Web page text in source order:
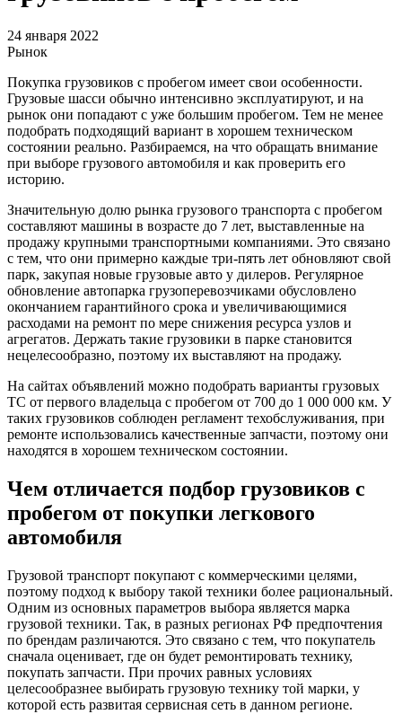
24 января 2022
Рынок
Покупка грузовиков с пробегом имеет свои особенности.
Грузовые шасси обычно интенсивно эксплуатируют, и на
рынок они попадают с уже большим пробегом. Тем не менее
подобрать подходящий вариант в хорошем техническом
состоянии реально. Разбираемся, на что обращать внимание
при выборе грузового автомобиля и как проверить его
историю.
Значительную долю рынка грузового транспорта с пробегом
составляют машины в возрасте до 7 лет, выставленные на
продажу крупными транспортными компаниями. Это связано
с тем, что они примерно каждые три-пять лет обновляют свой
парк, закупая новые грузовые авто у дилеров. Регулярное
обновление автопарка грузоперевозчиками обусловлено
окончанием гарантийного срока и увеличивающимися
расходами на ремонт по мере снижения ресурса узлов и
агрегатов. Держать такие грузовики в парке становится
нецелесообразно, поэтому их выставляют на продажу.
На сайтах объявлений можно подобрать варианты грузовых
ТС от первого владельца с пробегом от 700 до 1 000 000 км. У
таких грузовиков соблюден регламент техобслуживания, при
ремонте использовались качественные запчасти, поэтому они
находятся в хорошем техническом состоянии.
Чем отличается подбор грузовиков с
пробегом от покупки легкового
автомобиля
Грузовой транспорт покупают с коммерческими целями,
поэтому подход к выбору такой техники более рациональный.
Одним из основных параметров выбора является марка
грузовой техники. Так, в разных регионах РФ предпочтения
по брендам различаются. Это связано с тем, что покупатель
сначала оценивает, где он будет ремонтировать технику,
покупать запчасти. При прочих равных условиях
целесообразнее выбирать грузовую технику той марки, у
которой есть развитая сервисная сеть в данном регионе.